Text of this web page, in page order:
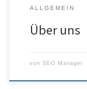
ALLGEMEIN
Über uns
von SEO Manager